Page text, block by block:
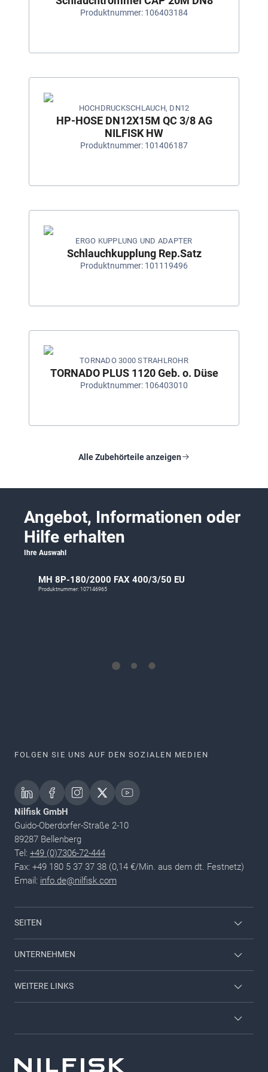
Produktnummer: 106403184
HOCHDRUCKSCHLAUCH, DN12
HP-HOSE DN12X15M QC 3/8 AG
NILFISK HW
Produktnummer: 101406187
ERGO KUPPLUNG UND ADAPTER
Schlauchkupplung Rep.Satz
Produktnummer: 101119496
TORNADO 3000 STRAHLROHR
TORNADO PLUS 1120 Geb. o. Düse
Produktnummer: 106403010
Alle Zubehörteile anzeigen
Angebot, Informationen oder
Hilfe erhalten
Ihre Auswahl
MH 8P-180/2000 FAX 400/3/50 EU
Produktnummer: 107146965
FOLGEN SIE UNS AUF DEN SOZIALEN MEDIEN
Nilfisk GmbH
Guido-Oberdorfer-Straße 2-10
89287 Bellenberg
Tel: +49 (0)7306-72-444
Fax: +49 180 5 37 37 38 (0,14 €/Min. aus dem dt. Festnetz)
Email: info.de@nilfisk.com
SEITEN
Nilfisk Consumer
Viper
UNTERNEHMEN
Über uns
WEITERE LINKS
Neuheiten & Aktionen
GDPR